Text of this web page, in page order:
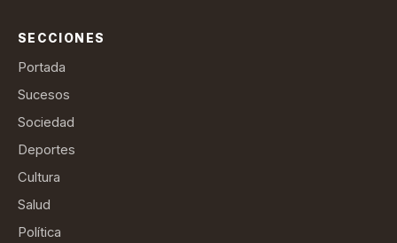
SECCIONES
Portada
Sucesos
Sociedad
Deportes
Cultura
Salud
Política